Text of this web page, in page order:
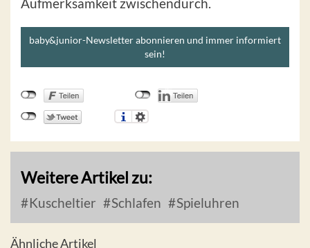
Aufmerksamkeit zwischendurch.
baby&junior-Newsletter abonnieren und immer informiert
sein!
Weitere Artikel zu:
Kuscheltier Schlafen Spieluhren
Ähnliche Artikel